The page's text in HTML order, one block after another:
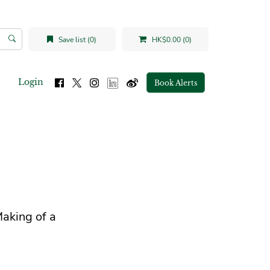
Save list (0) HK$0.00 (0)
Login Book Alerts
of a